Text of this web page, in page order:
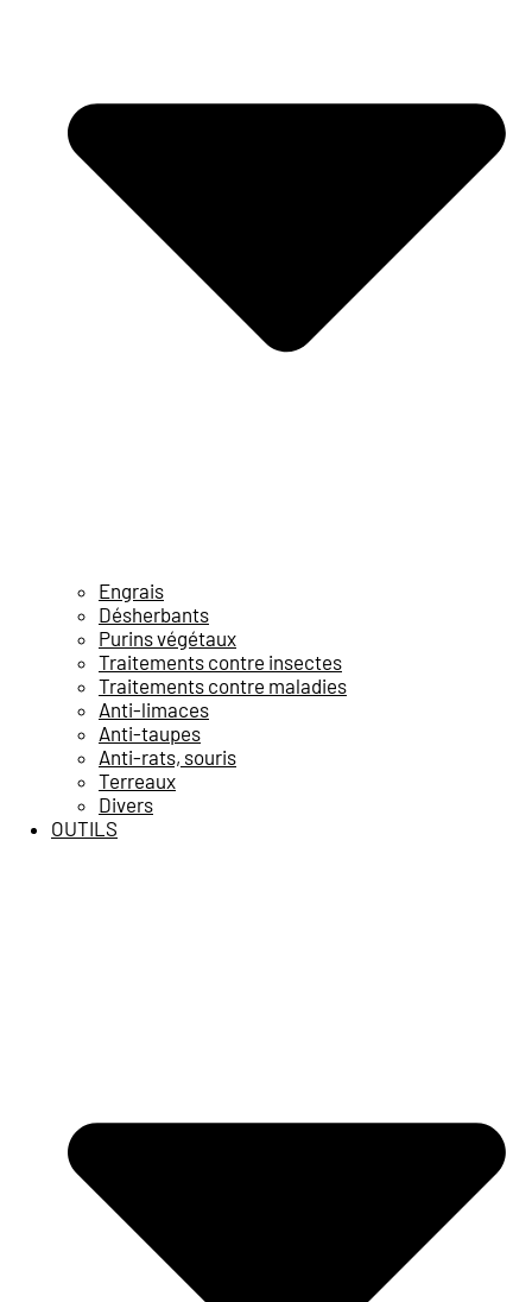
Engrais
Désherbants
Purins végétaux
Traitements contre insectes
Traitements contre maladies
Anti-limaces
Anti-taupes
Anti-rats, souris
Terreaux
Divers
OUTILS